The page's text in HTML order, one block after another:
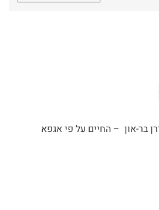
בר-און – החיים על פי אגפא